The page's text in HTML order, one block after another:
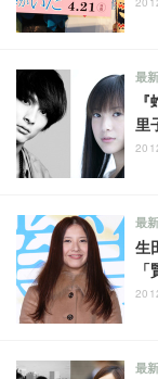
里
最
生
最
最